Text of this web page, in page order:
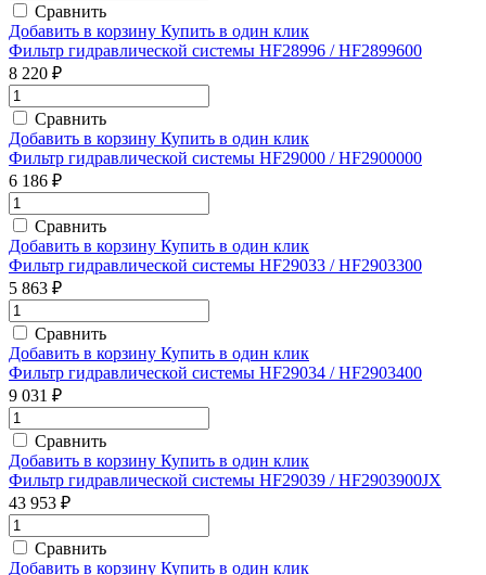
Сравнить
Добавить в корзину Купить в один клик
Фильтр гидравлической системы HF28996 / HF2899600
8 220 ₽
Сравнить
Добавить в корзину Купить в один клик
Фильтр гидравлической системы HF29000 / HF2900000
6 186 ₽
Сравнить
Добавить в корзину Купить в один клик
Фильтр гидравлической системы HF29033 / HF2903300
5 863 ₽
Сравнить
Добавить в корзину Купить в один клик
Фильтр гидравлической системы HF29034 / HF2903400
9 031 ₽
Сравнить
Добавить в корзину Купить в один клик
Фильтр гидравлической системы HF29039 / HF2903900JX
43 953 ₽
Сравнить
Добавить в корзину Купить в один клик